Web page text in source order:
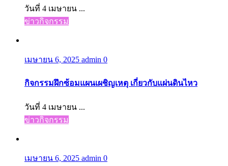
วันที่ 4 เมษายน ...
ข่าวกิจกรรม
เมษายน 6, 2025 admin 0
กิจกรรมฝึกซ้อมแผนเผชิญเหตุ เกี่ยวกับแผ่นดินไหว
วันที่ 4 เมษายน ...
ข่าวกิจกรรม
เมษายน 6, 2025 admin 0